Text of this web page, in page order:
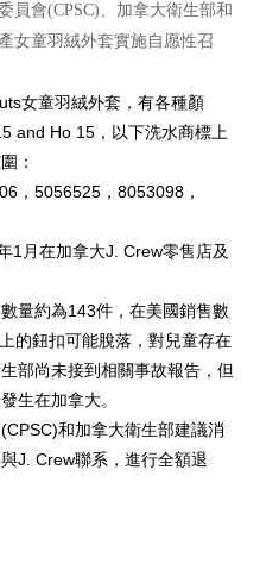
員會(CPSC)、加拿大衛生部和
女童羽絨外套實施自愿性召
女童羽絨外套，有各種顏
and Ho 15，以下洗水商標上
：
5056525，8053098，
月在加拿大J. Crew零售店及
約為143件，在美國銷售數
的鈕扣可能脫落，對兒童存在
部尚未接到相關事故報告，但
生在加拿大。
和加拿大衛生部建議消
J. Crew聯系，進行全額退